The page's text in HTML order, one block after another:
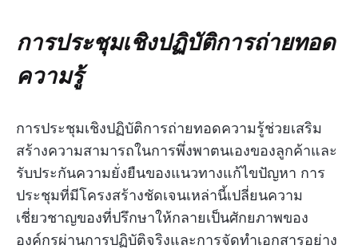
การประชุมเชิงปฏิบัติการถ่ายทอด
ความรู้
การประชุมเชิงปฏิบัติการถ่ายทอดความรู้ช่วยเสริม
สร้างความสามารถในการพึ่งพาตนเองของลูกค้าและ
รับประกันความยั่งยืนของแนวทางแก้ไขปัญหา การ
ประชุมที่มีโครงสร้างชัดเจนเหล่านี้เปลี่ยนความ
เชี่ยวชาญของที่ปรึกษาให้กลายเป็นศักยภาพของ
องค์กรผ่านการปฏิบัติจริงและการจัดทำเอกสารอย่าง